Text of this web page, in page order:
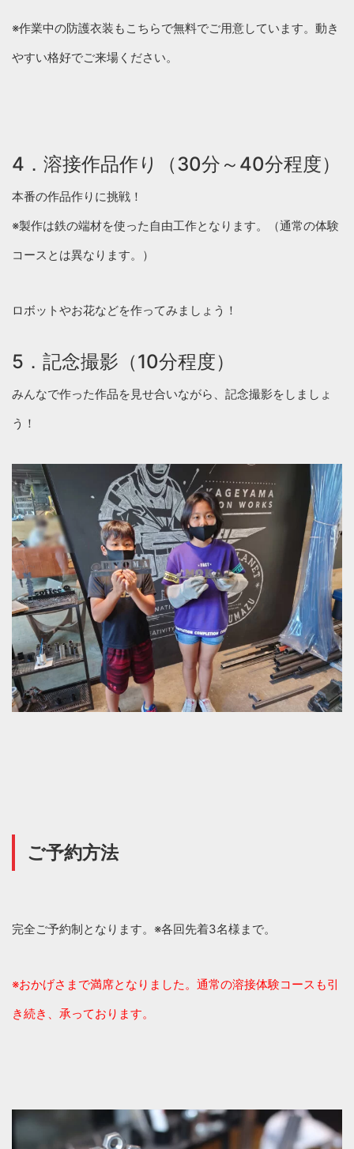
※作業中の防護衣装もこちらで無料でご用意しています。動き
やすい格好でご来場ください。
4．溶接作品作り（30分～40分程度）
本番の作品作りに挑戦！
※製作は鉄の端材を使った自由工作となります。（通常の体験
コースとは異なります。）
ロボットやお花などを作ってみましょう！
5．記念撮影（10分程度）
みんなで作った作品を見せ合いながら、記念撮影をしましょ
う！
ご予約方法
完全ご予約制となります。※各回先着3名様まで。
※おかげさまで満席となりました。通常の溶接体験コースも引
き続き、承っております。